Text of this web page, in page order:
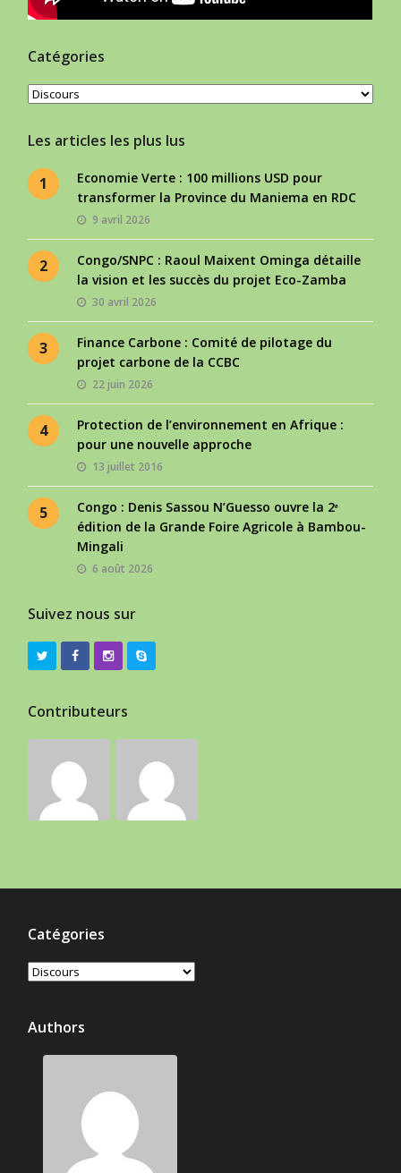
Catégories
Catégories
Les articles les plus lus
1
Economie Verte : 100 millions USD pour
transformer la Province du Maniema en RDC
9 avril 2026
2
Congo/SNPC : Raoul Maixent Ominga détaille
la vision et les succès du projet Eco-Zamba
30 avril 2026
3
Finance Carbone : Comité de pilotage du
projet carbone de la CCBC
22 juin 2026
4
Protection de l’environnement en Afrique :
pour une nouvelle approche
13 juillet 2016
5
Congo : Denis Sassou N’Guesso ouvre la 2ᵉ
édition de la Grande Foire Agricole à Bambou-
Mingali
6 août 2026
Suivez nous sur
Contributeurs
Catégories
Catégories
Authors